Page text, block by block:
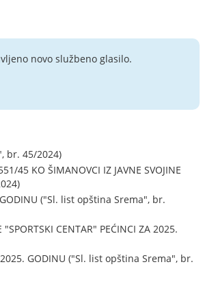
novo službeno glasilo.
br. 45/2024)
45 KO ŠIMANOVCI IZ JAVNE SVOJINE
GODINU ("Sl. list opština Srema", br.
"SPORTSKI CENTAR" PEĆINCI ZA 2025.
2025. GODINU ("Sl. list opština Srema", br.